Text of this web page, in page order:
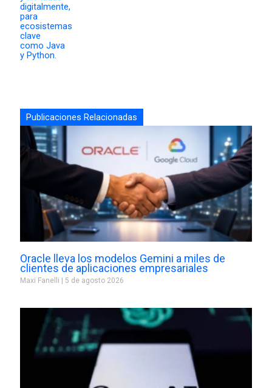
Publicaciones Relacionadas
Oracle lleva los modelos Gemini a miles de
clientes de aplicaciones empresariales
Maxi Fanelli 5 de agosto 2026